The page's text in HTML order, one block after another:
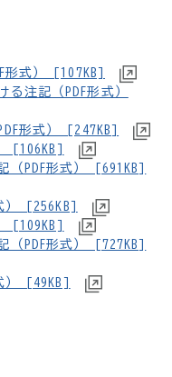
形式） [107KB]
注記（PDF形式）
形式） [247KB]
[106KB]
（PDF形式） [691KB]
） [256KB]
[109KB]
（PDF形式） [727KB]
） [49KB]